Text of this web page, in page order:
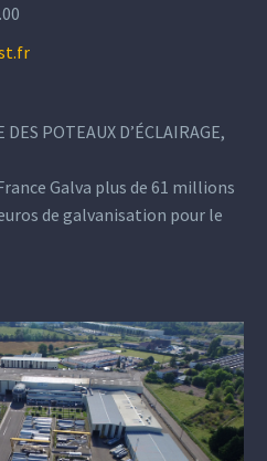
POTEAUX D’ÉCLAIRAGE,
Galva plus de 61 millions
de galvanisation pour le